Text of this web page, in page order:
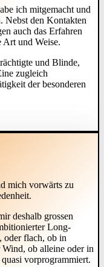
ich mitgemacht und
Nebst den Kontakten
auch das Erfahren
Art und Weise.
und Blinde,
zugleich
der besonderen
mich vorwärts zu
deshalb grossen
Long-
oder flach, ob in
ob alleine oder in
vorprogrammiert.